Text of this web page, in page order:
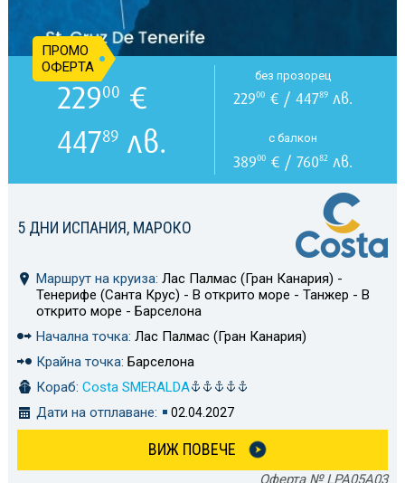
5 ДНИ ИСПАНИЯ, МАРОКО
Маршрут на круиза: Лас Палмас (Гран Канария) -
Тенерифе (Санта Крус) - В открито море - Танжер - В
открито море - Барселона
Начална точка: Лас Палмас (Гран Канария)
Крайна точка: Барселона
Кораб: Costa SMERALDA
Дати на отплаване:
02.04.2027
ВИЖ ПОВЕЧЕ
Оферта № LPA05A03
22900 €
44789 лв.
ПРОМО
ОФЕРТА
без прозорец
22900 € / 44789 лв.
с балкон
38900 € / 76082 лв.